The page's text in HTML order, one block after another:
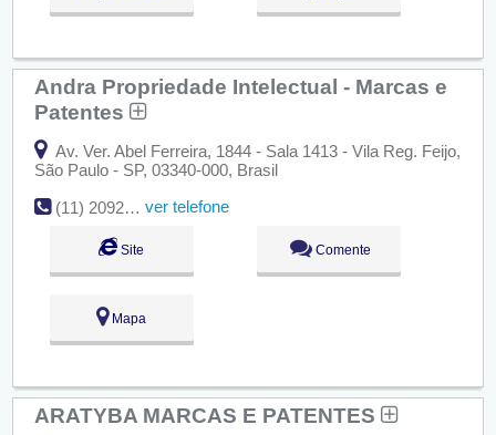
Andra Propriedade Intelectual - Marcas e
Patentes
Av. Ver. Abel Ferreira, 1844 - Sala 1413 - Vila Reg. Feijo,
São Paulo - SP, 03340-000, Brasil
(11) 2092-8325
ver telefone
Site Comente
Mapa
ARATYBA MARCAS E PATENTES